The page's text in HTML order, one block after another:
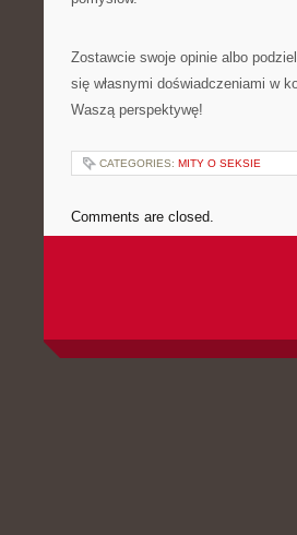
Zostawcie swoje opinie albo
się własnymi doświadczeniami w
Waszą perspektywę!
CATEGORIES: MITY O SEKSIE
Comments are closed.